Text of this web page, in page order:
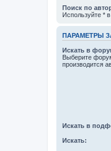
Поиск по
Используйте *
ПАРАМЕТРЫ
Искать в
Выберите
производится
Искать в
Искать: